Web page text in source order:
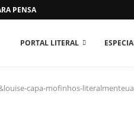
PENSAR O MUNDO...
PORTAL LITERAL
capa-mofinhos-